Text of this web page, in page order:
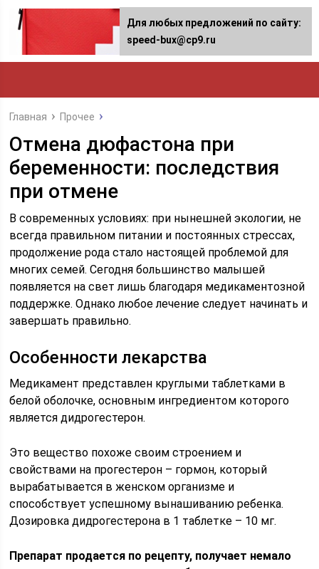
Главная Прочее
Отмена дюфастона при
беременности: последствия
при отмене
В современных условиях: при нынешней экологии, не
всегда правильном питании и постоянных стрессах,
продолжение рода стало настоящей проблемой для
многих семей. Сегодня большинство малышей
появляется на свет лишь благодаря медикаментозной
поддержке. Однако любое лечение следует начинать и
завершать правильно.
Особенности лекарства
Медикамент представлен круглыми таблетками в
белой оболочке, основным ингредиентом которого
является дидрогестерон.
Это вещество похоже своим строением и
свойствами на прогестерон – гормон, который
вырабатывается в женском организме и
способствует успешному вынашиванию ребенка.
Дозировка дидрогестерона в 1 таблетке – 10 мг.
Препарат продается по рецепту, получает немало
Для любых предложений по сайту:
speed-bux@cp9.ru